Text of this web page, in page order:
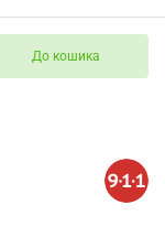
До кошика